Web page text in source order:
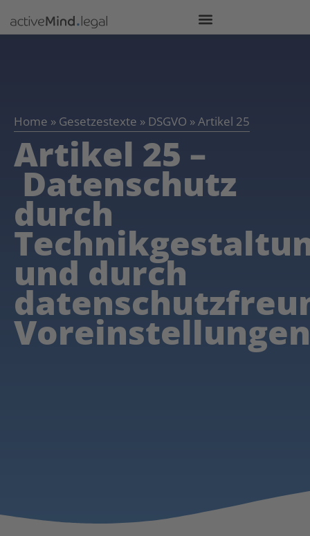
Home » Gesetzestexte » DSGVO »Artikel 25
Artikel 25 –
Datenschutz
durch
und durch
Voreinstellungen